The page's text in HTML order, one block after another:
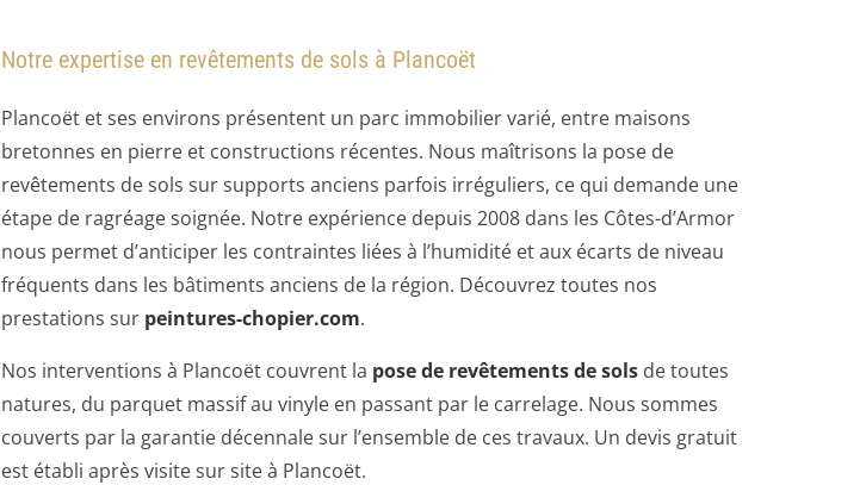
Notre expertise en revêtements de sols à Plancoët
Plancoët et ses environs présentent un parc immobilier varié, entre maisons
bretonnes en pierre et constructions récentes. Nous maîtrisons la pose de
revêtements de sols sur supports anciens parfois irréguliers, ce qui demande une
étape de ragréage soignée. Notre expérience depuis 2008 dans les Côtes-d’Armor
nous permet d’anticiper les contraintes liées à l’humidité et aux écarts de niveau
fréquents dans les bâtiments anciens de la région. Découvrez toutes nos
prestations sur peintures-chopier.com.
Nos interventions à Plancoët couvrent la pose de revêtements de sols de toutes
natures, du parquet massif au vinyle en passant par le carrelage. Nous sommes
couverts par la garantie décennale sur l’ensemble de ces travaux. Un devis gratuit
est établi après visite sur site à Plancoët.